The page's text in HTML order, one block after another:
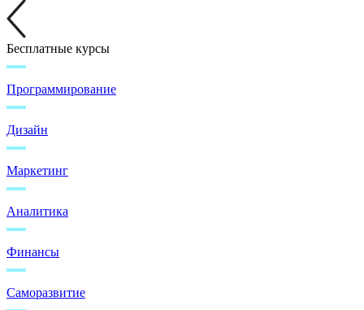
Бесплатные курсы
Программирование
Дизайн
Маркетинг
Аналитика
Финансы
Саморазвитие